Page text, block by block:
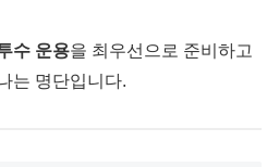
수 운용을 최우선으로 준비하고
는 명단입니다.